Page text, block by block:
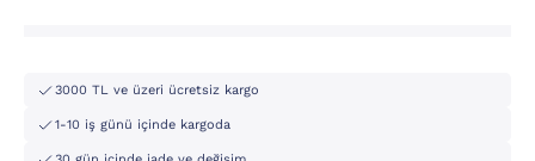
3000 TL ve üzeri ücretsiz kargo
1-10 iş günü içinde kargoda